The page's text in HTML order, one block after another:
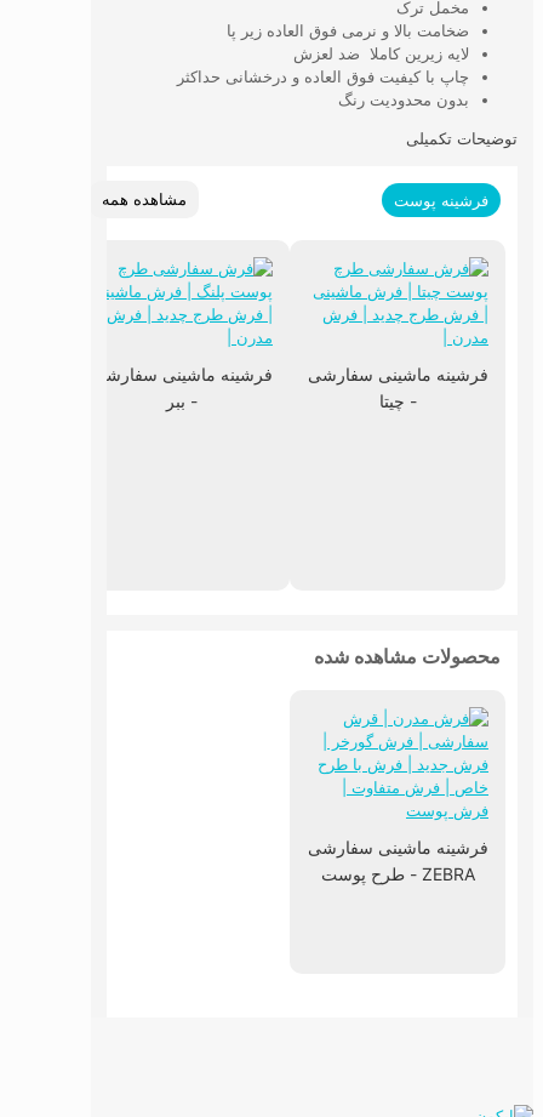
مخمل ترک
ضخامت بالا و نرمی فوق العاده زیر پا
لایه زیرین کاملا ضد لعزش
چاپ با کیفیت فوق العاده و درخشانی حداکثر
بدون محدودیت رنگ
توضیحات تکمیلی
فرشینه پوست مشاهده همه
فرشینه ماشینی سفارشی
- چیتا
فرشینه ماشینی سفارشی
- ببر
محصولات مشاهده شده
فرشینه ماشینی سفارشی
ZEBRA - طرح پوست